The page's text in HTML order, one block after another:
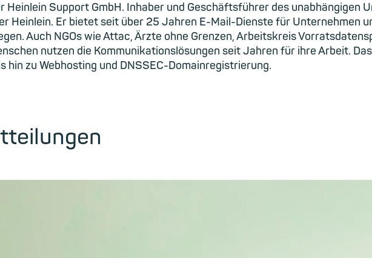
Heinlein Support GmbH. Inhaber und Geschäftsführer des unabhängigen
Heinlein. Er bietet seit über 25 Jahren E-Mail-Dienste für Unternehmen
Auch NGOs wie Attac, Ärzte ohne Grenzen, Arbeitskreis
nutzen die Kommunikationslösungen seit Jahren für ihre Arbeit.
hin zu Webhosting und DNSSEC-Domainregistrierung.